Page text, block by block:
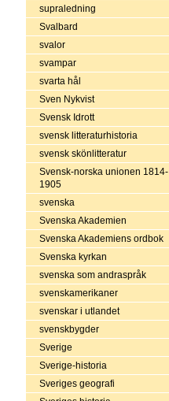
supraledning
Svalbard
svalor
svampar
svarta hål
Sven Nykvist
Svensk Idrott
svensk litteraturhistoria
svensk skönlitteratur
Svensk-norska unionen 1814-
1905
svenska
Svenska Akademien
Svenska Akademiens ordbok
Svenska kyrkan
svenska som andraspråk
svenskamerikaner
svenskar i utlandet
svenskbygder
Sverige
Sverige-historia
Sveriges geografi